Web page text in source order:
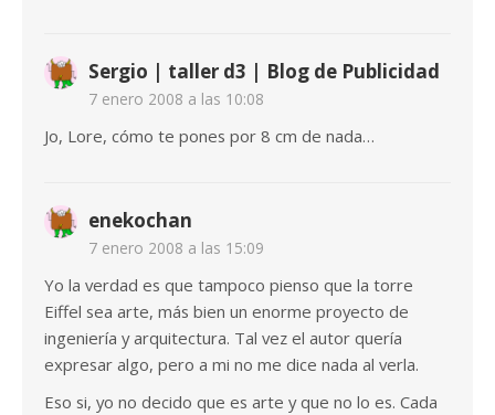
Sergio | taller d3 | Blog de Publicidad
7 enero 2008 a las 10:08
Jo, Lore, cómo te pones por 8 cm de nada…
enekochan
7 enero 2008 a las 15:09
Yo la verdad es que tampoco pienso que la torre
Eiffel sea arte, más bien un enorme proyecto de
ingeniería y arquitectura. Tal vez el autor quería
expresar algo, pero a mi no me dice nada al verla.
Eso si, yo no decido que es arte y que no lo es. Cada